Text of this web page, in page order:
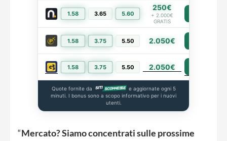
1.58 3.65 5.60
250€
+ 2.000€
GRATIS
1.58 3.75 5.50 2.050€
1.58 3.75 5.50 2.050€
Quote fornite da
e aggiornate ogni 5
minuti. I bonus sono a scopo informativo per i nuovi
utenti.
“Mercato? Siamo concentrati sulle prossime